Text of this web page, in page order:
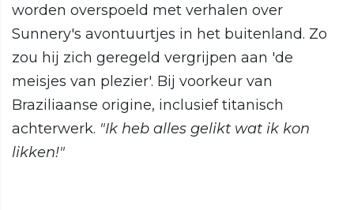
worden overspoeld met verhalen over
Sunnery's avontuurtjes in het buitenland. Zo
zou hij zich geregeld vergrijpen aan 'de
meisjes van plezier'. Bij voorkeur van
Braziliaanse origine, inclusief titanisch
achterwerk. "Ik heb alles gelikt wat ik kon
likken!"